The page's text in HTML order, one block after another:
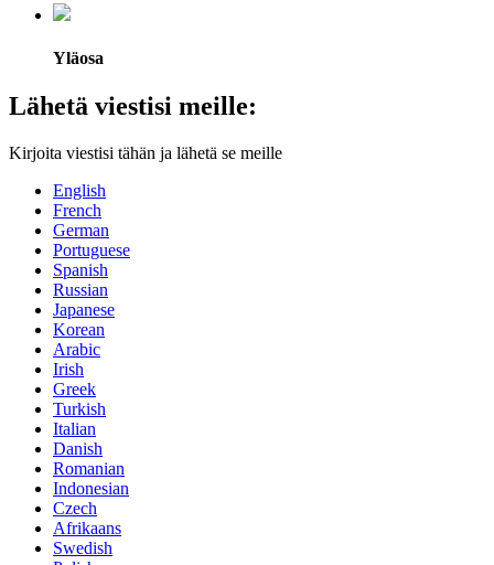
Yläosa
Lähetä viestisi meille:
Kirjoita viestisi tähän ja lähetä se meille
English
French
German
Portuguese
Spanish
Russian
Japanese
Korean
Arabic
Irish
Greek
Turkish
Italian
Danish
Romanian
Indonesian
Czech
Afrikaans
Swedish